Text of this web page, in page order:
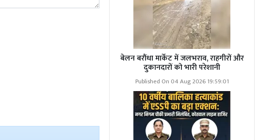
बेलन बरौंधा मार्केट में जलभराव, राहगीरों और
दुकानदारों को भारी परेशानी
Published On 04 Aug 2026 19:59:01